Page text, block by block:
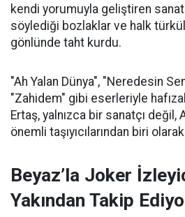
kendi yorumuyla geliştiren
söylediği bozlaklar ve halk
gönlünde taht kurdu.
"Ah Yalan Dünya", "Neredesin
"Zahidem" gibi eserleriyle
Ertaş, yalnızca bir sanatçı
önemli taşıyıcılarından biri
Beyaz’la Joker
Yakından Takip